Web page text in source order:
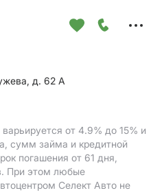
д. 62 А
от 4.9% до 15% и
сумм займа и кредитной
погашения от 61 дня,
При этом любые
Селект Авто не